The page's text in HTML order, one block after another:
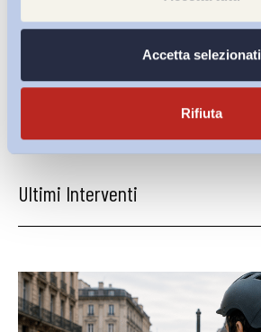
Accetta selezionati
Rifiuta
@EmanueleDagnino
Condividi su:
Ultimi Interventi